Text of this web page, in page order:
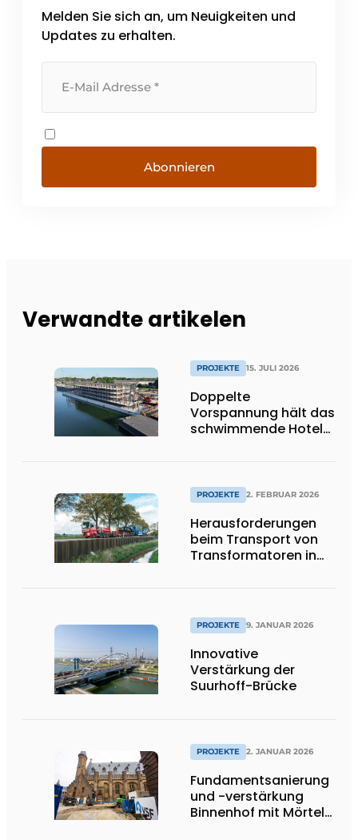
Melden Sie sich an, um Neuigkeiten und
Updates zu erhalten.
Abonnieren
Verwandte artikelen
PROJEKTE 15. JULI 2026
Doppelte
Vorspannung hält das
schwimmende Hotel
PROJEKTE 2. FEBRUAR 2026
Herausforderungen
beim Transport von
Transformatoren in
PROJEKTE 9. JANUAR 2026
Innovative
Verstärkung der
Suurhoff-Brücke
PROJEKTE 2. JANUAR 2026
Fundamentsanierung
und -verstärkung
Binnenhof mit Mörtel